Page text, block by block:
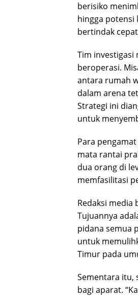
berisiko
hingga potensi
bertindak
Tim investigasi
beroperasi.
antara rumah
dalam arena
Strategi ini
untuk
Para
mata rantai
dua orang di
memfasilitasi
Redaksi media
Tujuannya
pidana semua
untuk
Timur pada
Sementara itu,
bagi aparat.